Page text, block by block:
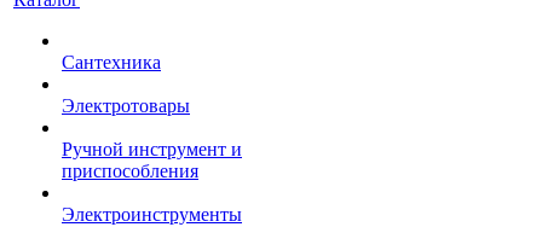
Сантехника
Электротовары
Ручной инструмент и
приспособления
Электроинструменты